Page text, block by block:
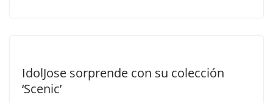
IdolJose sorprende con su colección
‘Scenic’